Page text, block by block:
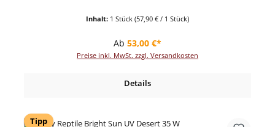
Inhalt: 1 Stück (57,90 € / 1 Stück)
Regulärer Preis:
Ab 53,00 €*
Preise inkl. MwSt. zzgl. Versandkosten
Details
Tipp